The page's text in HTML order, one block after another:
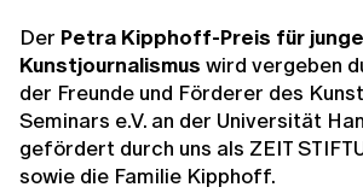
Der Petra Kipphoff-Preis für
Kunstjournalismus wird vergeben
der Freunde und Förderer des
Seminars e.V. an der Universität
gefördert durch uns als ZEIT
sowie die Familie Kipphoff.